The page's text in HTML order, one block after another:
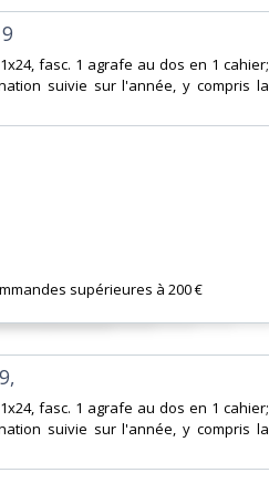
fasc. 1 agrafe au dos en 1 cahier;
suivie sur l'année, y compris la
supérieures à 200 €‎
fasc. 1 agrafe au dos en 1 cahier;
suivie sur l'année, y compris la